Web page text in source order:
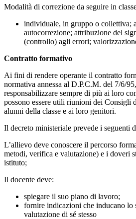
Modalità di correzione da seguire in
individuale, in gruppo o collettiva;
autocorrezione; attribuzione del
(controllo) agli errori;
Contratto formativo
Ai fini di rendere operante il contratto
normativa annessa al D.P.C.M. del 7/6/
responsabilizzare sempre di più ai loro
possono essere utili riunioni dei Consigli
alunni della classe e ai loro genitori.
Il decreto ministeriale prevede i seguenti
L’allievo deve conoscere il percorso
metodi, verifica e valutazione) e i doveri
istituto;
Il docente deve:
spiegare il suo piano di lavoro;
fornire indicazioni che inducano lo
valutazione di sé stesso